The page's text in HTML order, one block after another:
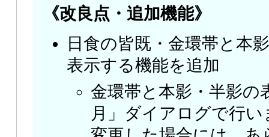
《改良点・追加機能》
日食の皆既・金環帯と本
表示する機能を追加
金環帯と本影・半影の
月」ダイアログで行